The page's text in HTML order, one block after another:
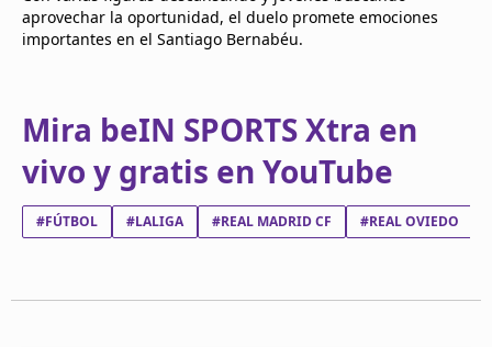
aprovechar la oportunidad, el duelo promete emociones
importantes en el Santiago Bernabéu.
Mira beIN SPORTS Xtra en
vivo y gratis en YouTube
#FÚTBOL #LALIGA #REAL MADRID CF #REAL OVIEDO